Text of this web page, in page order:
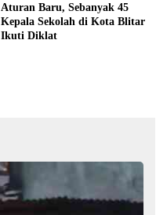
Aturan Baru, Sebanyak 45
Kepala Sekolah di Kota Blitar
Ikuti Diklat